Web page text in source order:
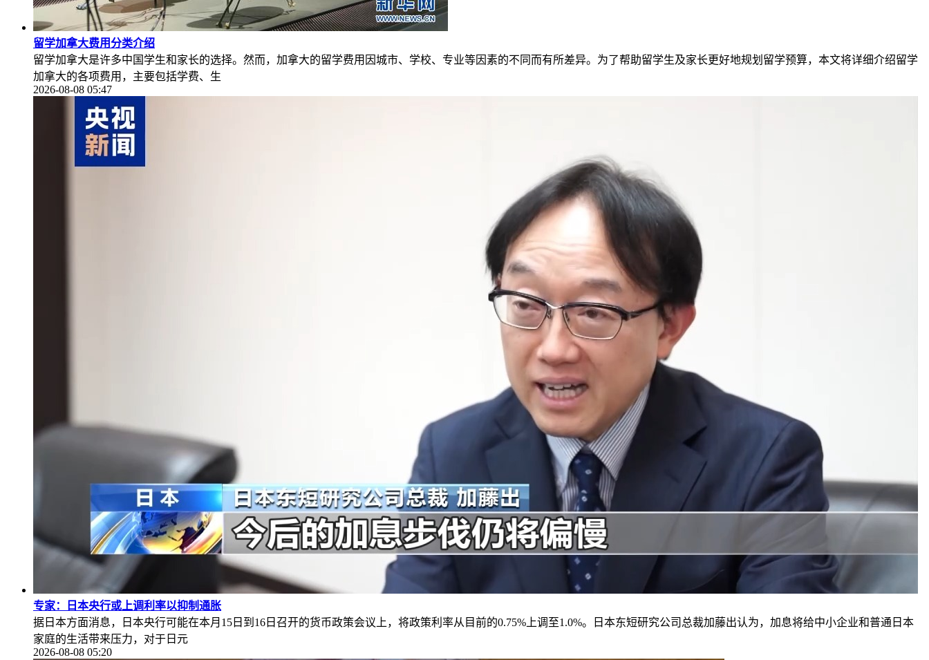
留学加拿大费用分类介绍
留学加拿大是许多中国学生和家长的选择。然而，加拿大的留学费用因城市、学校、专业等因素的不同而有所差异。为了帮助留学生及家长更好地规划留学预算，本文将详细介绍留学
加拿大的各项费用，主要包括学费、生
2026-08-08 05:47
专家：日本央行或上调利率以抑制通胀
据日本方面消息，日本央行可能在本月15日到16日召开的货币政策会议上，将政策利率从目前的0.75%上调至1.0%。日本东短研究公司总裁加藤出认为，加息将给中小企业和普通日本
家庭的生活带来压力，对于日元
2026-08-08 05:20